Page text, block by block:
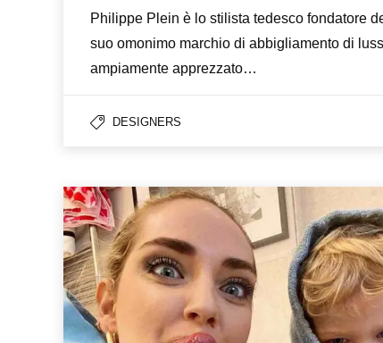
Philippe Plein è lo stilista tedesco fondatore
suo omonimo marchio di abbigliamento di
ampiamente apprezzato…
DESIGNERS